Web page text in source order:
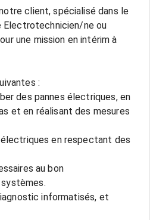
client, spécialisé dans le
Electrotechnicien/ne ou
une mission en intérim à
:
des pannes électriques, en
et en réalisant des mesures
en respectant des
au bon
informatisés, et